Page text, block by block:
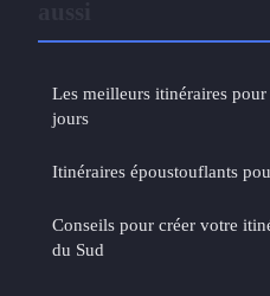
Les meilleurs itinéraires
jours
Itinéraires époustouflants
Conseils pour créer votre
du Sud